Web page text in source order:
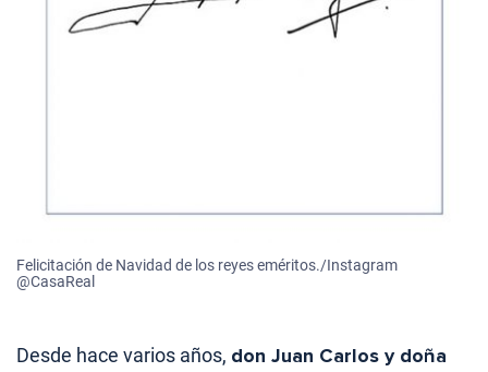
Felicitación de Navidad de los reyes eméritos./Instagram
@CasaReal
Desde hace varios años, don Juan Carlos y doña